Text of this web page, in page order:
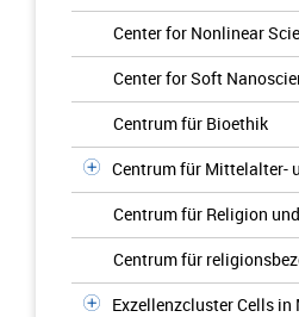
Center for Nonlinear
Center for Soft
Centrum für Bioethik
Centrum für Mittelalter-
Centrum für Religion
Centrum für
Exzellenzcluster Cells in